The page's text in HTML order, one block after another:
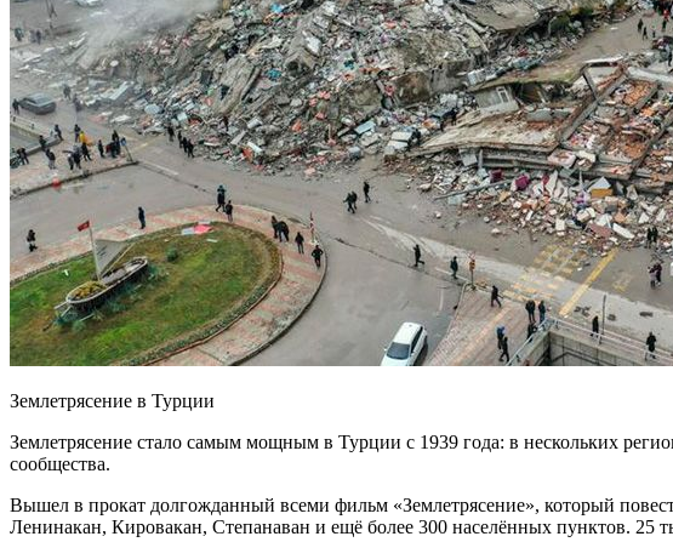
Землетрясение в Турции
Землетрясение стало самым мощным в Турции с 1939 года: в нескольких
сообщества.
Вышел в прокат долгожданный всеми фильм «Землетрясение», который
Ленинакан, Кировакан, Степанаван и ещё более 300 населённых пунктов. 25